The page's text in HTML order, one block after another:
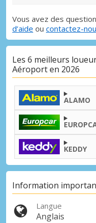
Vous avez des
d’aide ou contactez-
Les 6 meilleurs
Aéroport en 2026
ALAMO
KEDDY
Information
Langue
Anglais